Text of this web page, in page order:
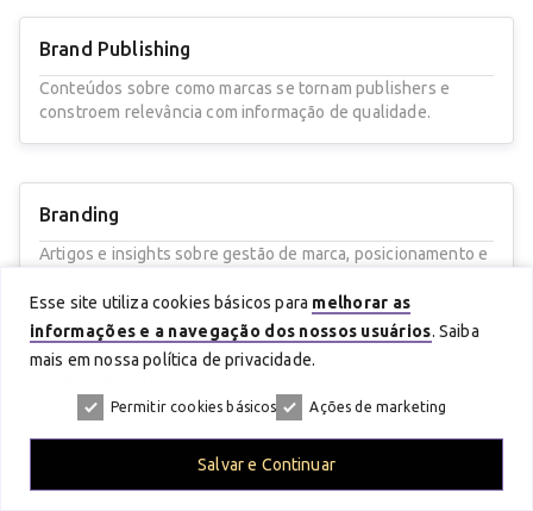
Brand Publishing
Conteúdos sobre como marcas se tornam publishers e
constroem relevância com informação de qualidade.
Branding
Artigos e insights sobre gestão de marca, posicionamento e
Tendências e boas práticas para tornar a comunicação mais
estratégica, integrada e eficiente.
Esse site utiliza cookies básicos para melhorar as
informações e a navegação dos nossos usuários. Saiba
mais em nossa política de privacidade.
Permitir cookies básicos Ações de marketing
Salvar e Continuar